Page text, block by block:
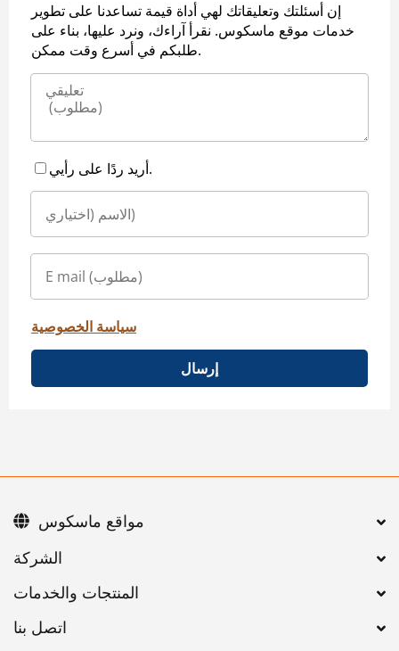
إن أسئلتك وتعليقاتك لهي أداة قيمة تساعدنا على تطوير
خدمات موقع ماسكوس. نقرأ آراءك، ونرد عليها، بناء على
طلبكم في أسرع وقت ممكن.
أريد ردًا على رأيي.
سياسة الخصوصية
إرسال
اتصل بنا
مواقع ماسكوس